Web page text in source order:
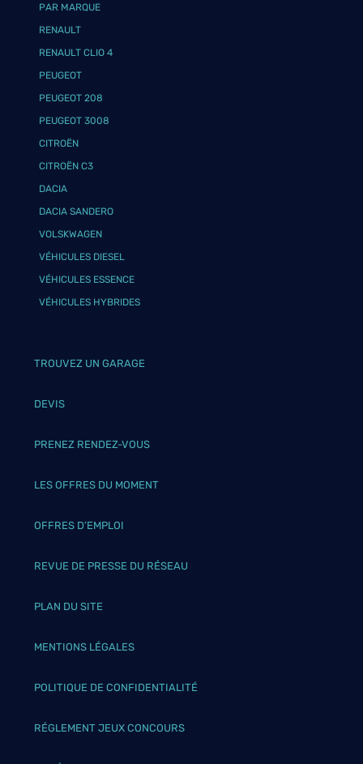
PAR MARQUE
RENAULT
RENAULT CLIO 4
PEUGEOT
PEUGEOT 208
PEUGEOT 3008
CITROËN
CITROËN C3
DACIA
DACIA SANDERO
VOLSKWAGEN
VÉHICULES DIESEL
VÉHICULES ESSENCE
VÉHICULES HYBRIDES
TROUVEZ UN GARAGE
DEVIS
PRENEZ RENDEZ-VOUS
LES OFFRES DU MOMENT
OFFRES D’EMPLOI
REVUE DE PRESSE DU RÉSEAU
PLAN DU SITE
MENTIONS LÉGALES
POLITIQUE DE CONFIDENTIALITÉ
RÉGLEMENT JEUX CONCOURS